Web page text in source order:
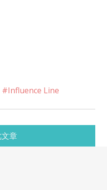
#Influence Line